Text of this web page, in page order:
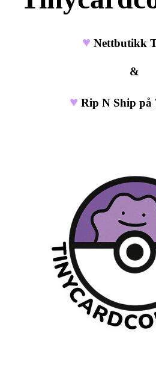
♥ Nettbutikk
&
♥ Rip N Ship på